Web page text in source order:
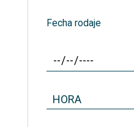
Fecha rodaje